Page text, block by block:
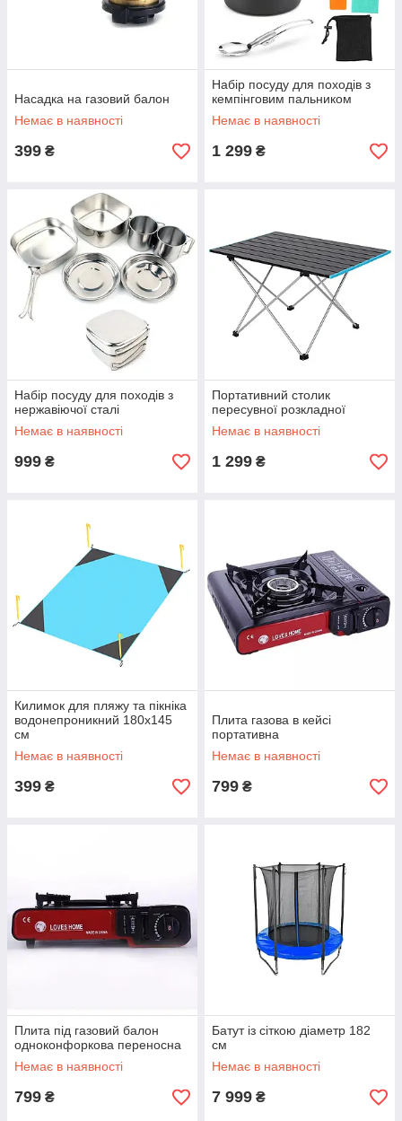
Насадка на газовий балон
Немає в наявності
399 ₴
Набір посуду для походів з
кемпінговим пальником
Немає в наявності
1 299 ₴
Набір посуду для походів з
нержавіючої сталі
Немає в наявності
999 ₴
Портативний столик
пересувної розкладної
Немає в наявності
1 299 ₴
Килимок для пляжу та пікніка
водонепроникний 180х145
см
Немає в наявності
399 ₴
Плита газова в кейсі
портативна
Немає в наявності
799 ₴
Плита під газовий балон
одноконфоркова переносна
Немає в наявності
799 ₴
Батут із сіткою діаметр 182
см
Немає в наявності
7 999 ₴